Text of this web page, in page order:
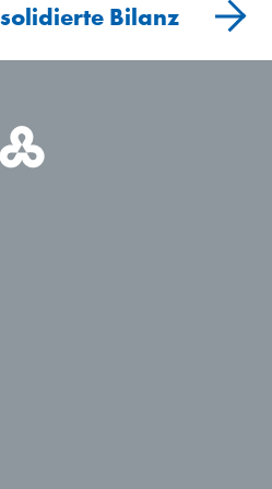
Bilanz